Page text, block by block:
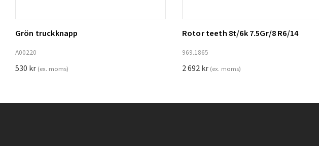
Lägg till i varukorg
Grön truckknapp
A00220
530 kr (ex. moms)
Rotor teeth 8t/6k 7.5Gr/8 R6/14
969.1865
2 692kr (ex. moms)